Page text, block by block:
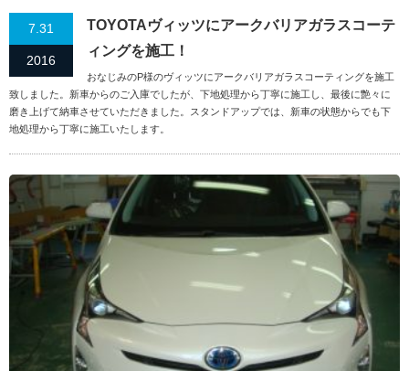
7.31
2016
TOYOTAヴィッツにアークバリアガラスコーテ
ィングを施工！
おなじみのP様のヴィッツにアークバリアガラスコーティングを施工
致しました。新車からのご入庫でしたが、下地処理から丁寧に施工し、最後に艶々に
磨き上げて納車させていただきました。スタンドアップでは、新車の状態からでも下
地処理から丁寧に施工いたします。